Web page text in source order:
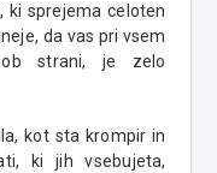
ki sprejema celoten
da vas pri vsem
strani, je zelo
kot sta krompir in
ki jih vsebujeta,